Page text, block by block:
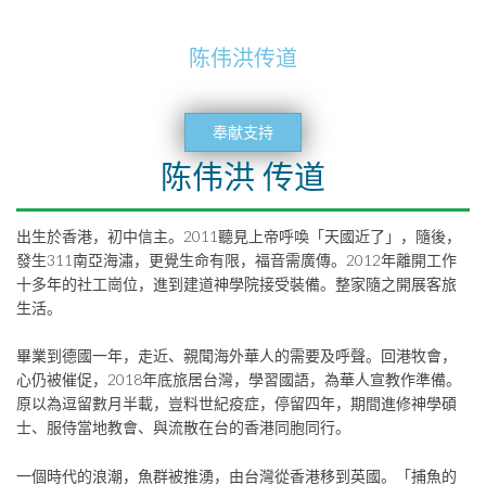
陈伟洪传道
奉献支持
陈伟洪 传道
出生於香港，初中信主。2011聽見上帝呼喚「天國近了」，隨後，
發生311南亞海潚，更覺生命有限，福音需廣傳。2012年離開工作
十多年的社工崗位，進到建道神學院接受裝備。整家隨之開展客旅
生活。
畢業到德國一年，走近、親聞海外華人的需要及呼聲。回港牧會，
心仍被催促，2018年底旅居台灣，學習國語，為華人宣教作準備。
原以為逗留數月半載，豈料世紀疫症，停留四年，期間進修神學碩
士、服侍當地教會、與流散在台的香港同胞同行。
一個時代的浪潮，魚群被推湧，由台灣從香港移到英國。「捕魚的